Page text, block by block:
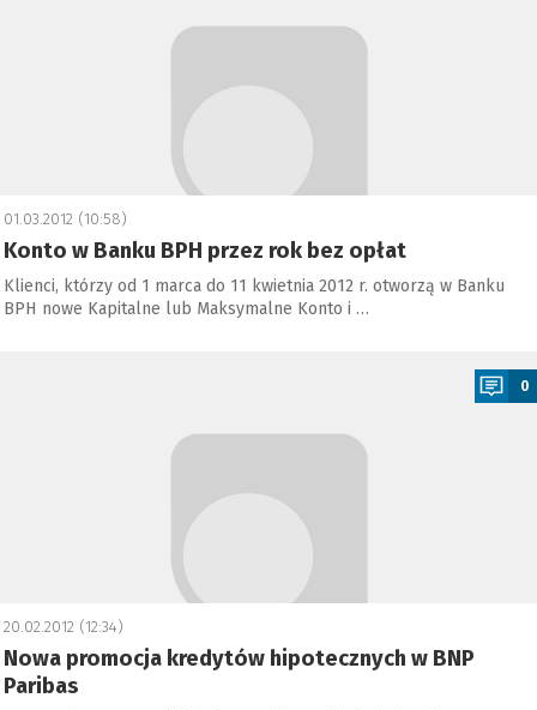
01.03.2012 (10:58)
Konto w Banku BPH przez rok bez opłat
Klienci, którzy od 1 marca do 11 kwietnia 2012 r. otworzą w Banku
BPH nowe Kapitalne lub Maksymalne Konto i …
0
20.02.2012 (12:34)
Nowa promocja kredytów hipotecznych w BNP
Paribas